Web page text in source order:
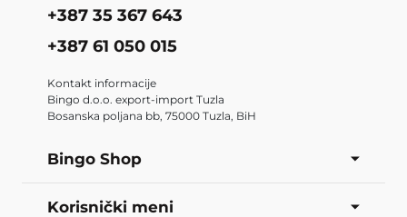
+387 35 367 643
+387 61 050 015
Kontakt informacije
Bingo d.o.o. export-import Tuzla
Bosanska poljana bb, 75000 Tuzla, BiH
Bingo Shop
Korisnički meni